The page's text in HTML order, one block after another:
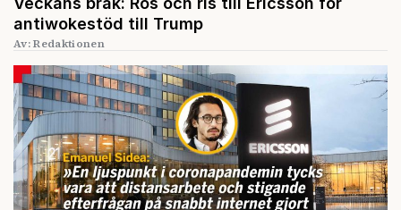
antiwokestöd till Trump
Av: Redaktionen